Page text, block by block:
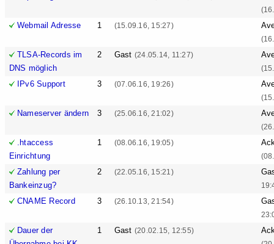
Webmail Adresse 1 (15.09.16, 15:27)
TLSA-Records im
DNS möglich
2 Gast (24.05.14, 11:27)
IPv6 Support 3 (07.06.16, 19:26)
Nameserver ändern 3 (25.06.16, 21:02)
.htaccess
Einrichtung
1 (08.06.16, 19:05)
Zahlung per
Bankeinzug?
2 (22.05.16, 15:21)
CNAME Record 3 (26.10.13, 21:54)
Dauer der
1 Gast (20.02.15, 12:55)